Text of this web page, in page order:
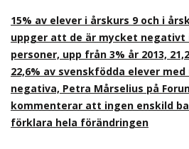
15% av elever i årskurs 9 och i
uppger att de är mycket
personer, upp från 3% år 2013,
22,6% av svenskfödda elever
negativa, Petra Mårselius på
kommenterar att ingen enskild
förklara hela förändringen